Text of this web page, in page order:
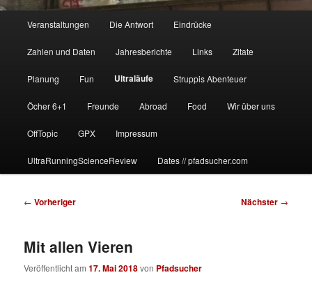
Veranstaltungen Die Antwort Eindrücke
Zahlen und Daten Jahresberichte Links Zitate
Planung Fun Ultraläufe Struppis Abenteuer
Öcher 6+1 Freunde Abroad Food Wir über uns
OffTopic GPX Impressum
UltraRunningScienceReview Dates // pfadsucher.com
Beitragsnavigation
← Vorheriger Nächster →
Mit allen Vieren
Veröffentlicht am17. Mai 2018von Pfadsucher